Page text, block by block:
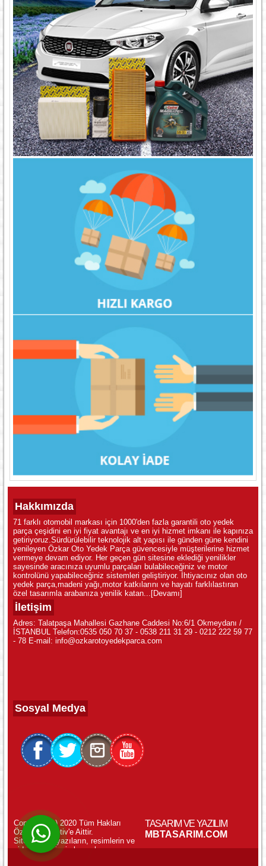
WhatsApp ile Online Destek!
Hakkımızda
71 farklı otomobil markası için 1000'den fazla garantili oto yedek
parça çeşidini en iyi fiyat avantajı ve en iyi hizmet imkanı ile kapınıza
getiriyoruz.Sürdürülebilir teknolojik alt yapısı ile günden güne kendini
yenileyen Özkar Oto Yedek Parça güvencesiyle müşterilerine hizmet
vermeye devam ediyor. Her geçen gün sitesine eklediği yenilikler
sayesinde aracınıza uyumlu parçaları bulabileceğiniz ve motor
kontrolünü yapabileceğiniz sistemleri geliştiriyor. İhtiyacınız olan oto
yedek parça,madeni yağı,motor katkılarını ve hayatı farklılastıran
özel tasarımla arabanıza yenilik katan... [Devamı]
İletişim
Adres: Talatpaşa Mahallesi Gazhane Caddesi No:6/1 Okmeydanı /
İSTANBUL Telefon:0535 050 70 37 - 0538 211 31 29 - 0212 222 59 77
- 78 E-mail: info@ozkarotoyedekparca.com
Sosyal Medya
Copyright (c) 2020 Tüm Hakları
Özkar Otomotiv'e Aittir.
Sitemizdeki yazıların, resimlerin ve
videoların izinsiz kopyalanması
yasaktır.
TASARIM VE YAZILIM
MBTASARIM.COM